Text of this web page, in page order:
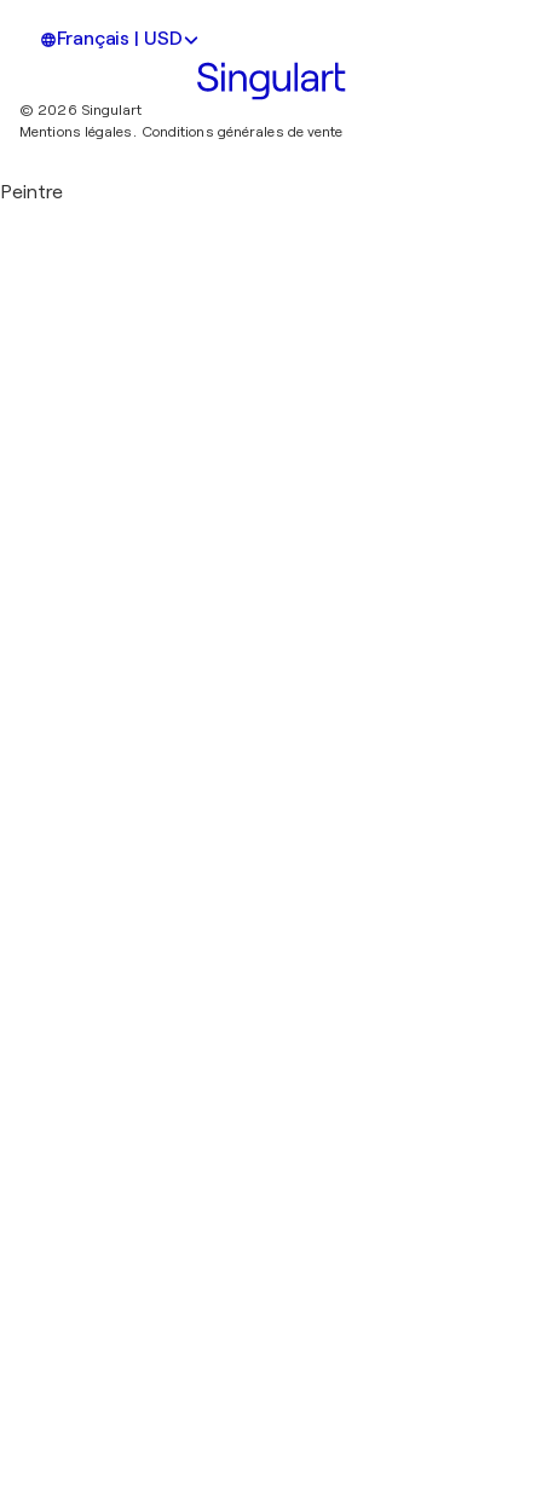
Français | USD
© 2026 Singulart
Mentions légales. Conditions générales de vente
Peintre